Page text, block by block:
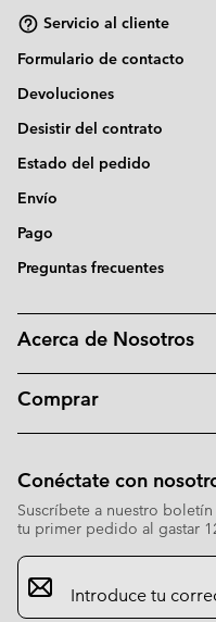
Servicio al cliente
Formulario de contacto
Devoluciones
Desistir del contrato
Estado del pedido
Envío
Pago
Preguntas frecuentes
Acerca de Nosotros
Comprar
Conéctate con
Suscríbete a nuestro
tu primer pedido al gastar
Suscripción
de
correo